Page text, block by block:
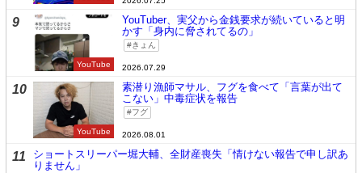
9
YouTube
YouTuber、実父から金銭要求が続いていると明
かす「身内に脅されてるの」
きょん
2026.07.29
10
YouTube
素潜り漁師マサル、フグを食べて「言葉が出て
こない」中毒症状を報告
フグ
2026.08.01
11
ショートスリーパー堀大輔、全財産喪失「情けない報告で申し訳あ
りません」